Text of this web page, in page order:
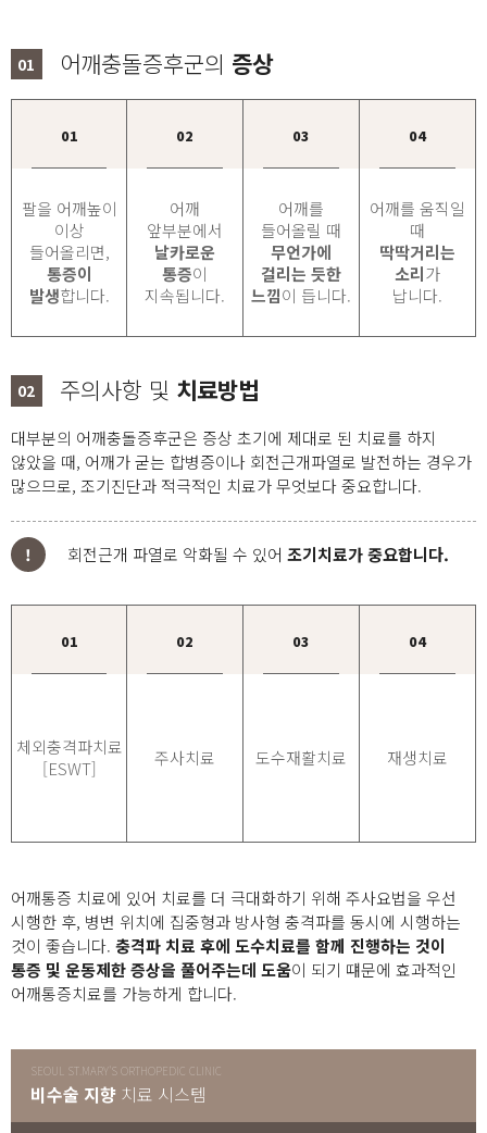
01 어깨충돌증후군의 증상
01 02 03 04
팔을 어깨높이
이상
들어올리면,
통증이
발생합니다.
어깨
앞부분에서
날카로운
통증이
지속됩니다.
어깨를
들어올릴 때
무언가에
걸리는 듯한
느낌이 듭니다.
어깨를 움직일
때
딱딱거리는
소리가
납니다.
02 주의사항 및 치료방법
대부분의 어깨충돌증후군은 증상 초기에 제대로 된 치료를 하지
않았을 때, 어깨가 굳는 합병증이나 회전근개파열로 발전하는 경우가
많으므로, 조기진단과 적극적인 치료가 무엇보다 중요합니다.
! 회전근개 파열로 악화될 수 있어 조기치료가 중요합니다.
01 02 03 04
체외충격파치료
[ESWT]
주사치료 도수재활치료 재생치료
어깨통증 치료에 있어 치료를 더 극대화하기 위해 주사요법을 우선
시행한 후, 병변 위치에 집중형과 방사형 충격파를 동시에 시행하는
것이 좋습니다. 충격파 치료 후에 도수치료를 함께 진행하는 것이
통증 및 운동제한 증상을 풀어주는데 도움이 되기 떄문에 효과적인
어깨통증치료를 가능하게 합니다.
SEOUL ST.MARY'S ORTHOPEDIC CLINIC
비수술 지향 치료 시스템